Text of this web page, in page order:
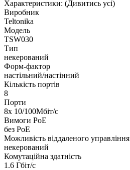
Характеристики: (Дивитись усі)
Виробник
Teltonika
Модель
TSW030
Тип
некерований
Форм-фактор
настільний/настінний
Кількість портів
8
Порти
8х 10/100Мбіт/с
Вимоги PoE
без PoE
Можливість віддаленого управління
некерований
Комутаційна здатність
1.6 Гбіт/с